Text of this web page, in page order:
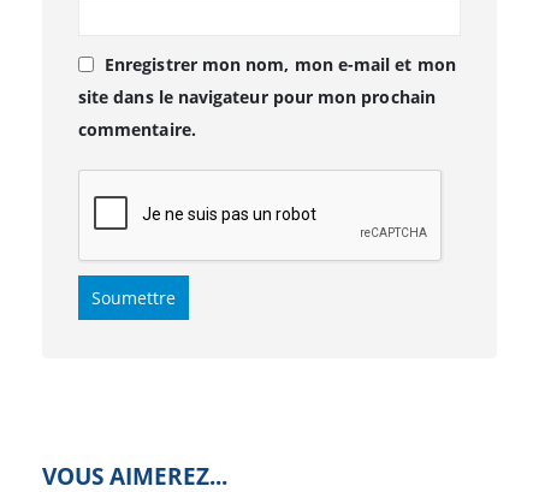
Enregistrer mon nom, mon e-mail et mon
site dans le navigateur pour mon prochain
commentaire.
VOUS AIMEREZ...